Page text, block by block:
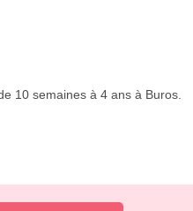
10 semaines à 4 ans à Buros.